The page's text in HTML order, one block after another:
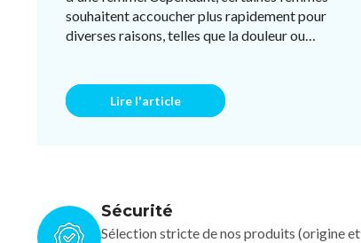
souhaitent accoucher plus rapidement pour
diverses raisons, telles que la douleur ou
Lire l'article
Sécurité
Sélection stricte de nos produits (origine et